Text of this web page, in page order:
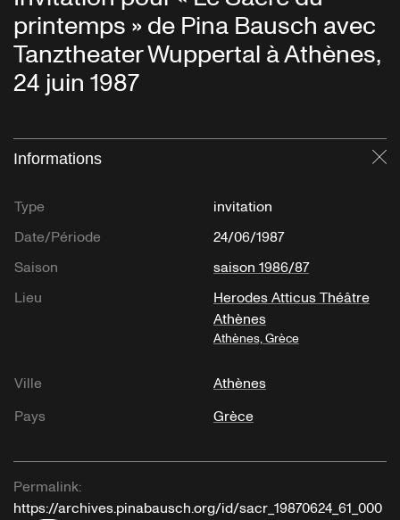
printemps » de Pina Bausch avec
Tanztheater Wuppertal à Athènes,
24 juin 1987
Informations
Type
invitation
Date/Période
24/06/1987
Saison
saison 1986/87
Lieu
Herodes Atticus Théâtre
Athènes
Athènes, Grèce
Ville
Athènes
Pays
Grèce
Permalink:
https://archives.pinabausch.org/id/sacr_19870624_61_000